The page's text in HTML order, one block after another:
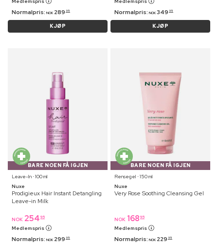
Medlemspris
Normalpris: NOK 289 95
KJØP
Medlemspris
Normalpris: NOK 349 95
KJØP
BARE NOEN FÅ IGJEN
Leave-In ⋅ 100 ml
Nuxe
Prodigieux Hair Instant Detangling
Leave-in Milk
NOK 254 95
Medlemspris
Normalpris: NOK 299 95
BARE NOEN FÅ IGJEN
Rensegel ⋅ 150 ml
Nuxe
Very Rose Soothing Cleansing Gel
NOK 168 95
Medlemspris
Normalpris: NOK 229 95